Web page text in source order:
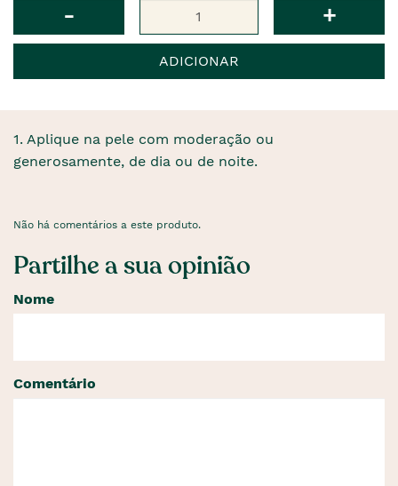
- +
ADICIONAR
1. Aplique na pele com moderação ou
generosamente, de dia ou de noite.
Não há comentários a este produto.
Partilhe a sua opinião
Nome
Comentário